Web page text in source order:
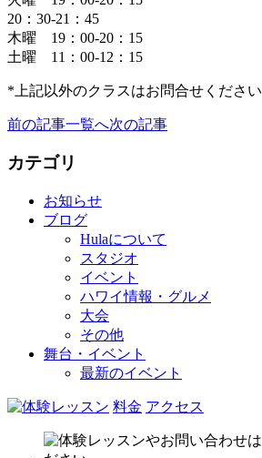
20：30-21：45
木曜 19：00-20：15
土曜 11：00-12：15
*上記以外のクラスはお問合せください
前の記事一覧へ次の記事
カテゴリ
お知らせ
ブログ
Hulaについて
スタジオ
イベント
ハワイ情報・グルメ
大会
その他
舞台・イベント
最新のイベント
料金 アクセス